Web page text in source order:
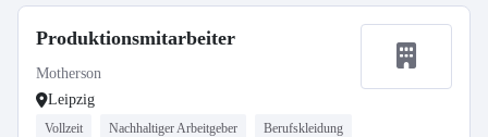
Produktionsmitarbeiter
Motherson
Leipzig
Vollzeit Nachhaltiger Arbeitgeber Berufskleidung